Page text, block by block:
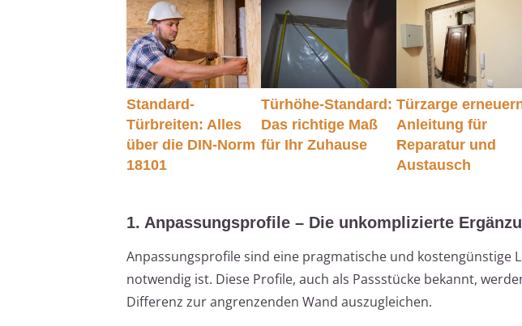
Standard-
Türbreiten: Alles
über die DIN-Norm
18101
Türhöhe-Standard:
Das richtige Maß
für Ihr Zuhause
Türzarge
Anleitung für
Reparatur und
Austausch
1. Anpassungsprofile – Die unkomplizierte
Anpassungsprofile sind eine pragmatische und kostengünstige
notwendig ist. Diese Profile, auch als Passstücke bekannt,
Differenz zur angrenzenden Wand auszugleichen.